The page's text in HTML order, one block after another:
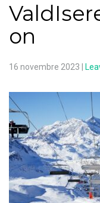
on
16 novembre 2023